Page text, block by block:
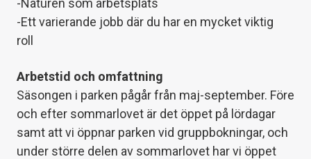
-Naturen som arbetsplats
-Ett varierande jobb där du har en mycket viktig
roll
Arbetstid och omfattning
Säsongen i parken pågår från maj-september. Före
och efter sommarlovet är det öppet på lördagar
samt att vi öppnar parken vid gruppbokningar, och
under större delen av sommarlovet har vi öppet